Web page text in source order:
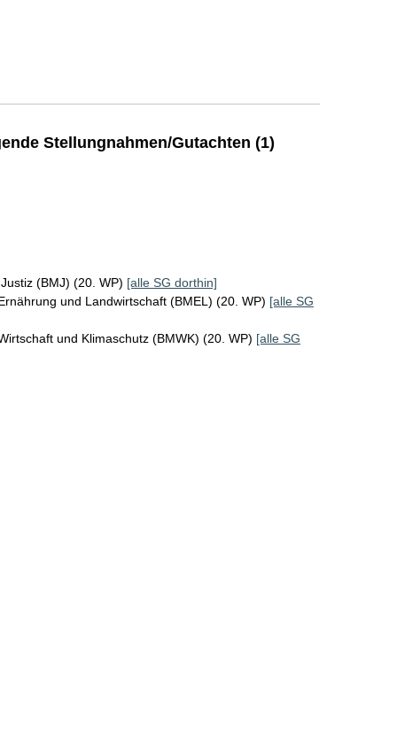
Stellungnahmen/Gutachten (1)
(BMJ) (20. WP) [alle SG dorthin]
und Landwirtschaft (BMEL) (20. WP) [alle SG
und Klimaschutz (BMWK) (20. WP) [alle SG